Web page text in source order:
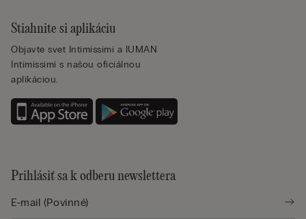
Stiahnite si aplikáciu
Objavte svet Intimissimi a IUMAN
Intimissimi s našou oficiálnou
aplikáciou.
Prihlásiť sa k odberu newslettera